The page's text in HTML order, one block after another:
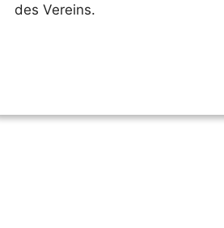
des Vereins.